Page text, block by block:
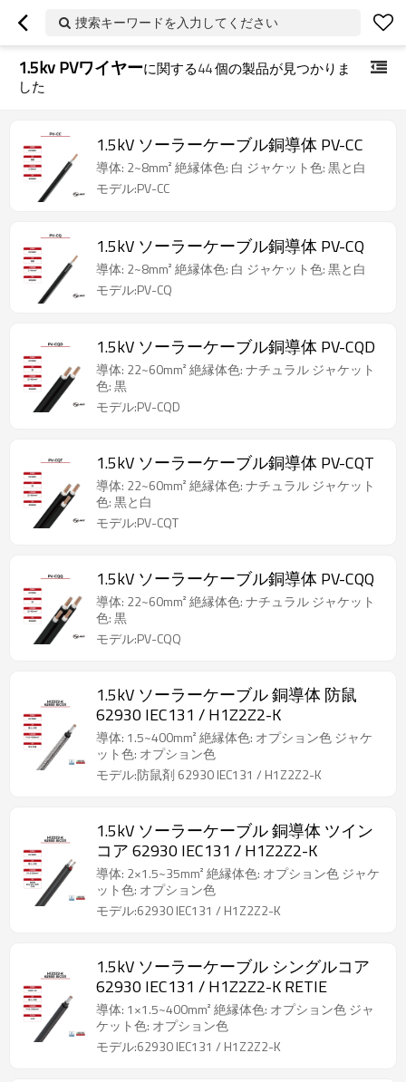
捜索キーワードを入力してください
1.5kv PVワイヤーに関する44個の製品が見つかりま
した
1.5kV ソーラーケーブル銅導体 PV-CC
導体: 2~8mm² 絶縁体色: 白 ジャケット色: 黒と白
モデル:PV-CC
1.5kV ソーラーケーブル銅導体 PV-CQ
導体: 2~8mm² 絶縁体色: 白 ジャケット色: 黒と白
モデル:PV-CQ
1.5kV ソーラーケーブル銅導体 PV-CQD
導体: 22~60mm² 絶縁体色: ナチュラル ジャケット
色: 黒
モデル:PV-CQD
1.5kV ソーラーケーブル銅導体 PV-CQT
導体: 22~60mm² 絶縁体色: ナチュラル ジャケット
色: 黒と白
モデル:PV-CQT
1.5kV ソーラーケーブル銅導体 PV-CQQ
導体: 22~60mm² 絶縁体色: ナチュラル ジャケット
色: 黒
モデル:PV-CQQ
1.5kV ソーラーケーブル 銅導体 防鼠
62930 IEC131 / H1Z2Z2-K
導体: 1.5~400mm² 絶縁体色: オプション色 ジャケ
ット色: オプション色
モデル:防鼠剤 62930 IEC131 / H1Z2Z2-K
1.5kV ソーラーケーブル 銅導体 ツイン
コア 62930 IEC131 / H1Z2Z2-K
導体: 2×1.5~35mm² 絶縁体色: オプション色 ジャケ
ット色: オプション色
モデル:62930 IEC131 / H1Z2Z2-K
1.5kV ソーラーケーブル シングルコア
62930 IEC131 / H1Z2Z2-K RETIE
導体: 1×1.5~400mm² 絶縁体色: オプション色 ジャ
ケット色: オプション色
モデル:62930 IEC131 / H1Z2Z2-K